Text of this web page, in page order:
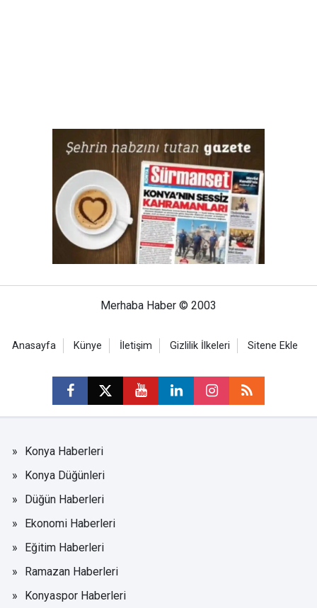
Merhaba Haber © 2003
Anasayfa Künye İletişim Gizlilik İlkeleri Sitene Ekle
Konya Haberleri
Konya Düğünleri
Düğün Haberleri
Ekonomi Haberleri
Eğitim Haberleri
Ramazan Haberleri
Konyaspor Haberleri